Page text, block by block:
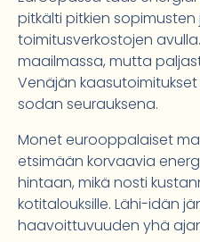
pitkälti pitkien
toimitusverkostojen
maailmassa, mutta
Venäjän
sodan seurauksena.
Monet eurooppalaiset
etsimään korvaavia
hintaan, mikä nosti
kotitalouksille. Lähi-idän
haavoittuvuuden yhä